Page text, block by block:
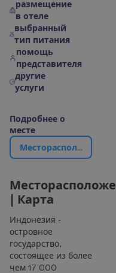
размещение
в отеле
выбранный
тип питания
помощь
представителя
другие
услуги
Подробнее о
месте
Месторасполож
Месторасположе
Карта
Индонезия -
островное
государство,
состоящее из более
чем 17 000